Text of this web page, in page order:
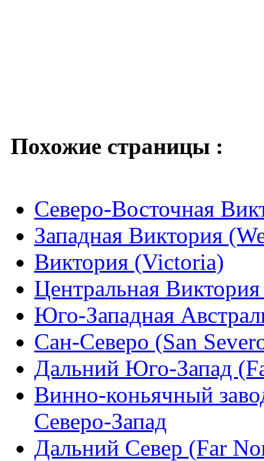
Похожие страницы :
Северо-Восточная
Западная Виктория
Виктория (Victoria)
Центральная
Юго-Западная
Сан-Северо (San
Дальний Юго-Запад
Винно-коньячный
Северо-Запад
Дальний Север (Far